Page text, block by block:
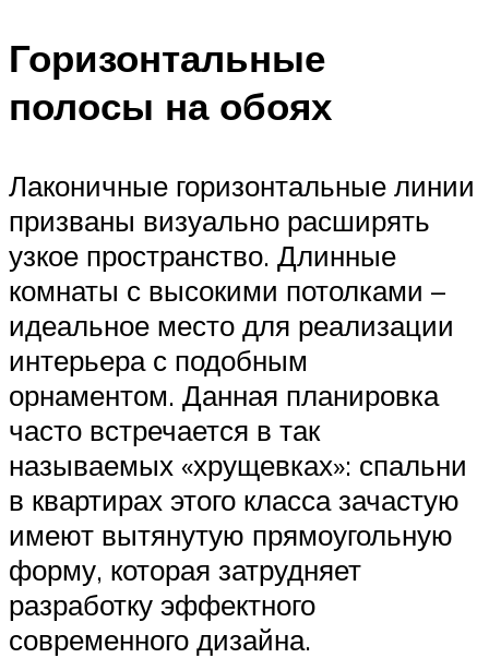
Горизонтальные
полосы на обоях
Лаконичные горизонтальные линии
призваны визуально расширять
узкое пространство. Длинные
комнаты с высокими потолками –
идеальное место для реализации
интерьера с подобным
орнаментом. Данная планировка
часто встречается в так
называемых «хрущевках»: спальни
в квартирах этого класса зачастую
имеют вытянутую прямоугольную
форму, которая затрудняет
разработку эффектного
современного дизайна.